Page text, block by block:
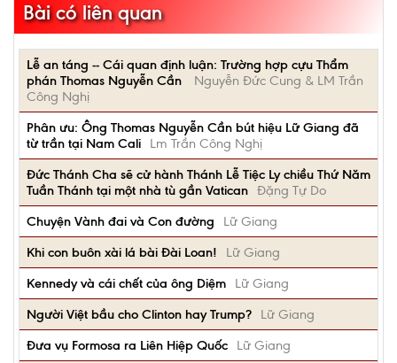
Bài có liên quan
Lễ an táng -- Cái quan định luận: Trường hợp cựu Thẩm
phán Thomas Nguyễn Cần
Nguyễn Đức Cung & LM Trần
Công Nghị
Phân ưu: Ông Thomas Nguyễn Cần bút hiệu Lữ Giang đã
từ trần tại Nam Cali
Lm Trần Công Nghị
Đức Thánh Cha sẽ cử hành Thánh Lễ Tiệc Ly chiều Thứ Năm
Tuần Thánh tại một nhà tù gần Vatican Đặng Tự Do
Chuyện Vành đai và Con đường
Lữ Giang
Khi con buôn xài lá bài Đài Loan!
Lữ Giang
Kennedy và cái chết của ông Diệm
Lữ Giang
Người Việt bầu cho Clinton hay Trump?
Lữ Giang
Đưa vụ Formosa ra Liên Hiệp Quốc
Lữ Giang